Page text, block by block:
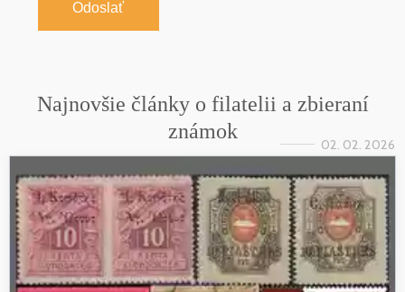
Odoslať
Najnovšie články o filatelii a zbieraní
známok
02. 02. 2026